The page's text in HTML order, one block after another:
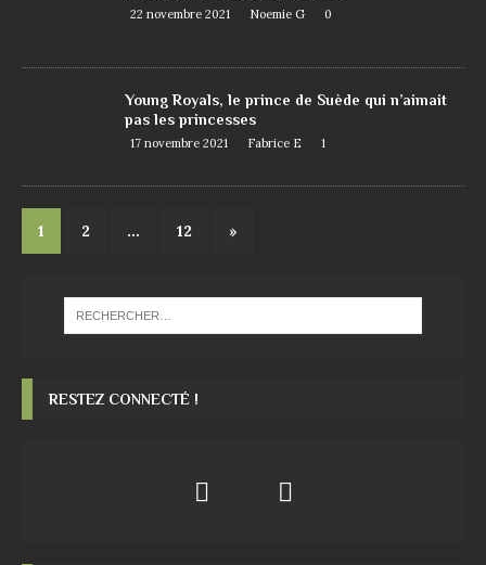
22 novembre 2021 Noemie G 0
Young Royals, le prince de Suède qui n’aimait
pas les princesses
17 novembre 2021 Fabrice E 1
1 2 … 12 »
RESTEZ CONNECTÉ !